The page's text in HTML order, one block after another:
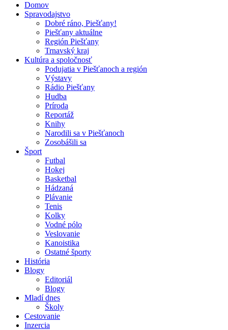
Domov
Spravodajstvo
Dobré ráno, Piešťany!
Piešťany aktuálne
Región Piešťany
Trnavský kraj
Kultúra a spoločnosť
Podujatia v Piešťanoch a región
Výstavy
Rádio Piešťany
Hudba
Príroda
Reportáž
Knihy
Narodili sa v Piešťanoch
Zosobášili sa
Šport
Futbal
Hokej
Basketbal
Hádzaná
Plávanie
Tenis
Kolky
Vodné pólo
Veslovanie
Kanoistika
Ostatné športy
História
Blogy
Editoriál
Blogy
Mladí dnes
Školy
Cestovanie
Inzercia